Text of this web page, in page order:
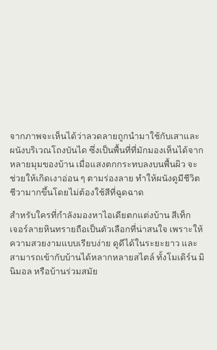
จากภาพจะเห็นได้ว่าลวดลายถูกนำมาใช้กับเสาและ
ผนังบริเวณโถงบันได ซึ่งเป็นพื้นที่ที่มักมองเห็นได้จาก
หลายมุมของบ้าน เมื่อแสงตกกระทบลงบนพื้นผิว จะ
ช่วยให้เกิดเงาอ่อน ๆ ตามร่องลาย ทำให้ผนังดูมีชีวิต
ชีวามากขึ้นโดยไม่ต้องใช้สีที่ฉูดฉาด
สำหรับใครที่กำลังมองหาไอเดียตกแต่งบ้าน สีเท็ก
เจอร์ลายหินทรายถือเป็นตัวเลือกที่น่าสนใจ เพราะให้
ความสวยงามแบบเรียบง่าย ดูดีได้ในระยะยาว และ
สามารถเข้ากับบ้านได้หลากหลายสไตล์ ทั้งโมเดิร์น มิ
นิมอล หรือบ้านร่วมสมัย